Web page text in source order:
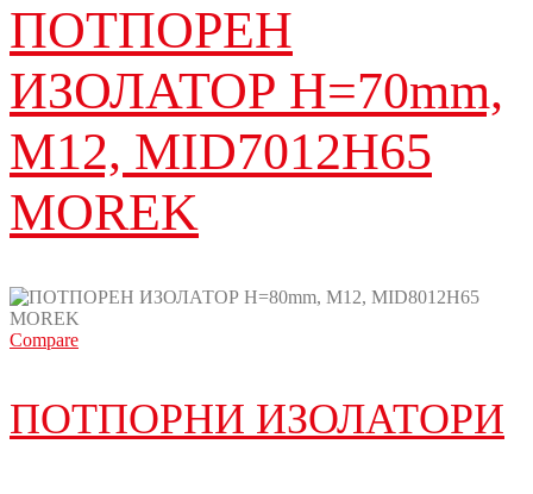
ПОТПОРЕН
ИЗОЛАТОР H=70mm,
M12, MID7012H65
MOREK
Compare
ПОТПОРНИ ИЗОЛАТОРИ